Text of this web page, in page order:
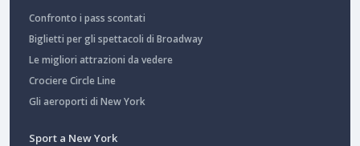
Confronto i pass scontati
Biglietti per gli spettacoli di Broadway
Le migliori attrazioni da vedere
Crociere Circle Line
Gli aeroporti di New York
Sport a New York